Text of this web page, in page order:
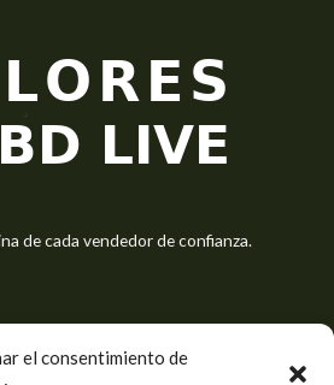
el consentimiento de
de cada vendedor de confianza.
flores CBD y usa los beneficios del